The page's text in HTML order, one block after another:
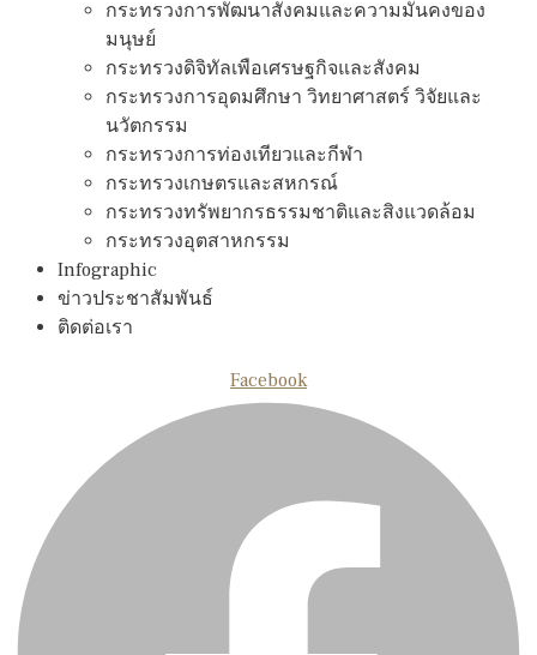
กระทรวงการพัฒนาสังคมและความมันคงของ
มนุษย์
กระทรวงดิจิทัลเพือเศรษฐกิจและสังคม
กระทรวงการอุดมศึกษา วิทยาศาสตร์ วิจัยและ
นวัตกรรม
กระทรวงการท่องเทียวและกีฬา
กระทรวงเกษตรและสหกรณ์
กระทรวงทรัพยากรธรรมชาติและสิงแวดล้อม
กระทรวงอุตสาหกรรม
Infographic
ข่าวประชาสัมพันธ์
ติดต่อเรา
Facebook